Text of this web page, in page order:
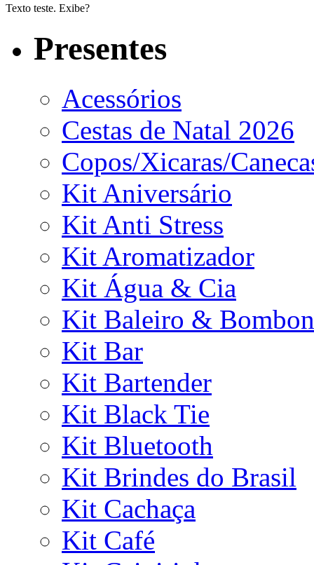
Texto teste. Exibe?
Presentes
Acessórios
Cestas de Natal 2026
Copos/Xicaras/
Kit Aniversário
Kit Anti Stress
Kit Aromatizador
Kit Água & Cia
Kit Baleiro &
Kit Bar
Kit Bartender
Kit Black Tie
Kit Bluetooth
Kit Brindes do Brasil
Kit Cachaça
Kit Café